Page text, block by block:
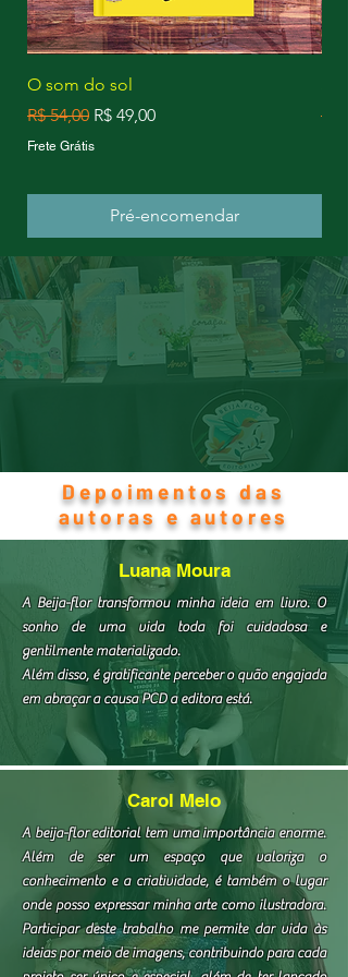
O som do sol
Preço normal
R$ 54,00 Preço promocional
R$ 49,00
Frete Grátis
Pré-encomendar
R$
Depoimentos das
autoras e autores
Luana Moura
A Beija-flor transformou minha ideia em livro. O
sonho de uma vida toda foi cuidadosa e
gentilmente materializado.
Além disso, é gratificante perceber o quão engajada
em abraçar a causa PCD a editora está.
Carol Melo
A beija-flor editorial tem uma importância enorme.
Além de ser um espaço que valoriza o
conhecimento e a criatividade, é também o lugar
onde posso expressar minha arte como ilustradora.
Participar deste trabalho me permite dar vida às
ideias por meio de imagens, contribuindo para cada